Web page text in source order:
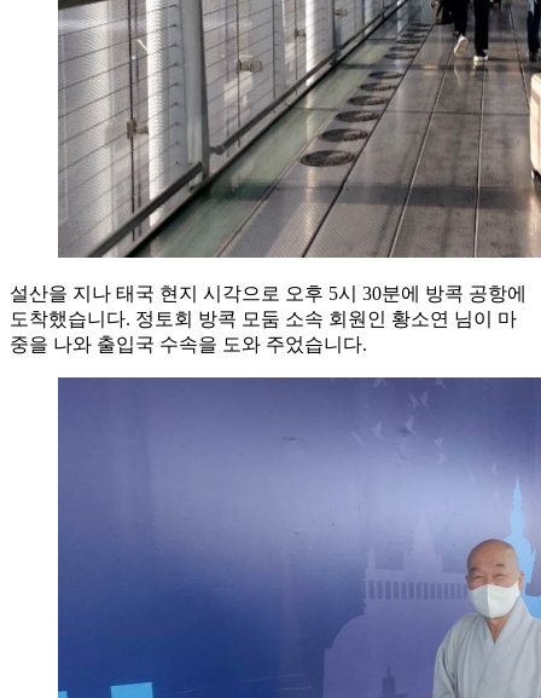
설산을 지나 태국 현지 시각으로 오후 5시 30분에 방콕 공항에
도착했습니다. 정토회 방콕 모둠 소속 회원인 황소연 님이 마
중을 나와 출입국 수속을 도와 주었습니다.